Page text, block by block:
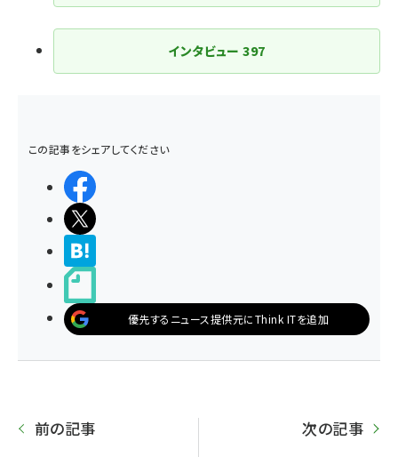
インタビュー397
この記事をシェアしてください
優先するニュース提供元にThink ITを追加
前の記事 次の記事